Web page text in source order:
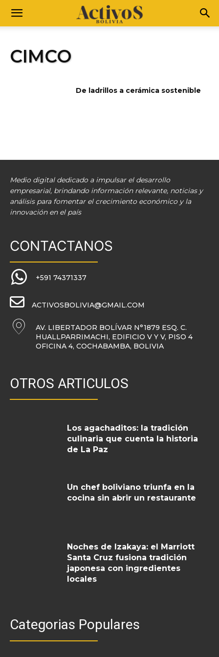
CIMCO
De ladrillos a cerámica sostenible
Medio digital dedicado a impulsar el desarrollo
empresarial, brindando información relevante, noticias y
análisis para fomentar el crecimiento económico y la
innovación en el país
CONTACTANOS
+591 74371337
ACTIVOSBOLIVIA@GMAIL.COM
AV. LIBERTADOR BOLÍVAR N°1879 ESQ. C.
HUALLPARRIMACHI, EDIFICIO V Y V, PISO 4
OFICINA 4, COCHABAMBA, BOLIVIA
OTROS ARTICULOS
Los agachaditos: la tradición
culinaria que cuenta la historia
de La Paz
Un chef boliviano triunfa en la
cocina sin abrir un restaurante
Noches de Izakaya: el Marriott
Santa Cruz fusiona tradición
japonesa con ingredientes
locales
Categorias Populares